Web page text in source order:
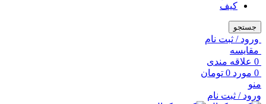
کیف
جستجو
ورود / ثبت نام
مقايسه
0 علاقه مندی
0 مورد 0 تومان
منو
ورود / ثبت نام